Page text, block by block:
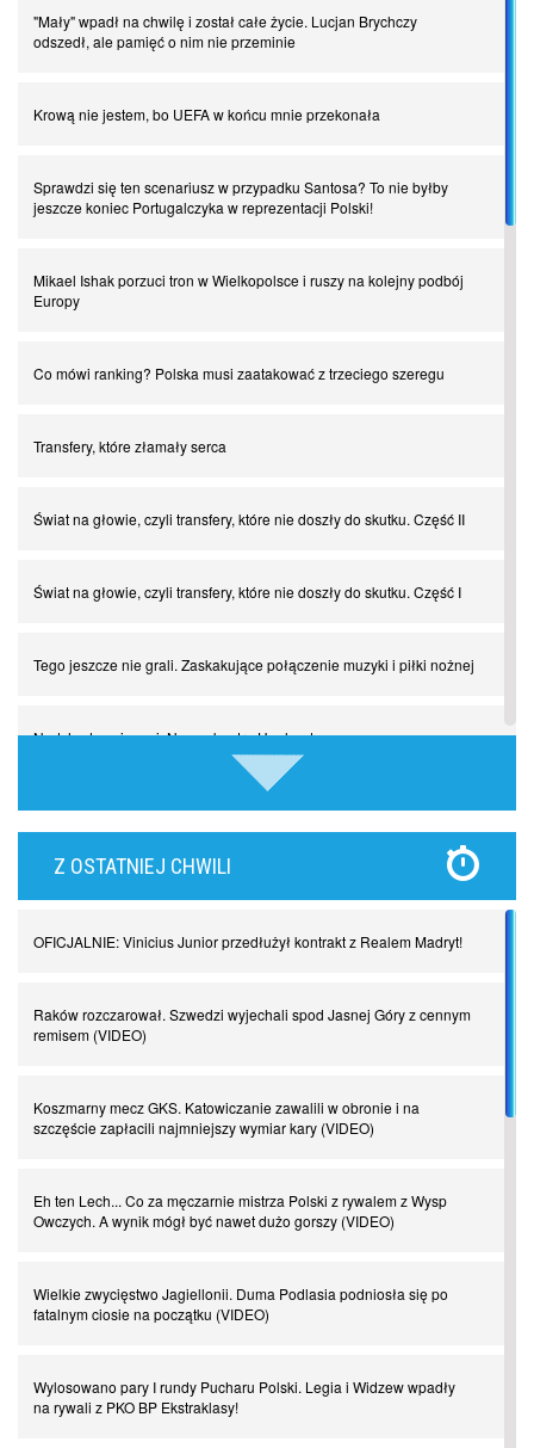
"Mały" wpadł na chwilę i został całe życie. Lucjan Brychczy
odszedł, ale pamięć o nim nie przeminie
Krową nie jestem, bo UEFA w końcu mnie przekonała
Sprawdzi się ten scenariusz w przypadku Santosa? To nie byłby
jeszcze koniec Portugalczyka w reprezentacji Polski!
Mikael Ishak porzuci tron w Wielkopolsce i ruszy na kolejny podbój
Europy
Co mówi ranking? Polska musi zaatakować z trzeciego szeregu
Transfery, które złamały serca
Świat na głowie, czyli transfery, które nie doszły do skutku. Część II
Świat na głowie, czyli transfery, które nie doszły do skutku. Część I
Tego jeszcze nie grali. Zaskakujące połączenie muzyki i piłki nożnej
Nadchodzą giganci. Nunez kontra Haaland
Lewandowski kontra Bayern. Czy wilk będzie syty, a owca cała?
Piłkarz z numerem 47. Phil Foden i inne przypadki
Spadkowicze z Serie A. Komu powiemy ciao?
I love this game! Patrice Evra
Chłopak z pizzerii. Kim był zmarły Mino Raiola?
Manchester United. Czy magik z Holandii odczaruje przeklętą
drużynę?
Z OSTATNIEJ CHWILI
OFICJALNIE: Vinicius Junior przedłużył kontrakt z Realem Madryt!
Raków rozczarował. Szwedzi wyjechali spod Jasnej Góry z cennym
remisem (VIDEO)
Koszmarny mecz GKS. Katowiczanie zawalili w obronie i na
szczęście zapłacili najmniejszy wymiar kary (VIDEO)
Eh ten Lech... Co za męczarnie mistrza Polski z rywalem z Wysp
Owczych. A wynik mógł być nawet dużo gorszy (VIDEO)
Wielkie zwycięstwo Jagiellonii. Duma Podlasia podniosła się po
fatalnym ciosie na początku (VIDEO)
Wylosowano pary I rundy Pucharu Polski. Legia i Widzew wpadły
na rywali z PKO BP Ekstraklasy!